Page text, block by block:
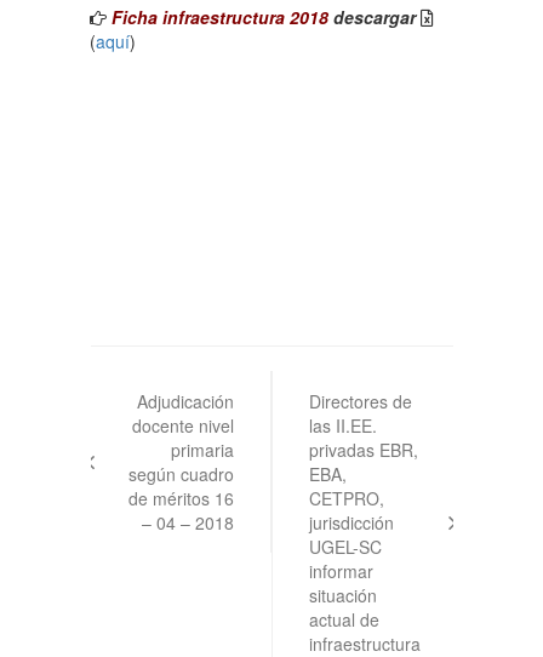
Ficha infraestructura 2018 descargar
(aquí)
entradas
Adjudicación
docente nivel
primaria
según cuadro
de méritos 16
– 04 – 2018
Directores de
las II.EE.
privadas EBR,
EBA,
CETPRO,
jurisdicción
UGEL-SC
informar
situación
actual de
infraestructura